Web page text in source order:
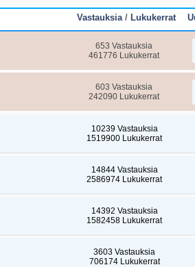
Vastauksia/ Lukukerrat
653 Vastauksia
461776 Lukukerrat
603 Vastauksia
242090 Lukukerrat
10239 Vastauksia
1519900 Lukukerrat
14844 Vastauksia
2586974 Lukukerrat
14392 Vastauksia
1582458 Lukukerrat
3603 Vastauksia
706174 Lukukerrat